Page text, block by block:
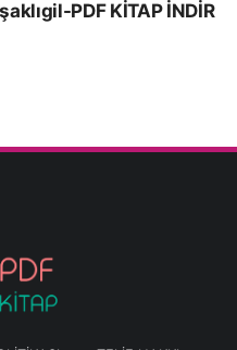
PDF KİTAP İNDİR